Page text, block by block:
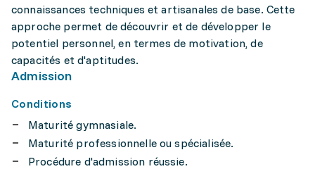
connaissances techniques et artisanales de base. Cette
approche permet de découvrir et de développer le
potentiel personnel, en termes de motivation, de
capacités et d'aptitudes.
Admission
Conditions
Maturité gymnasiale.
Maturité professionnelle ou spécialisée.
Procédure d'admission réussie.